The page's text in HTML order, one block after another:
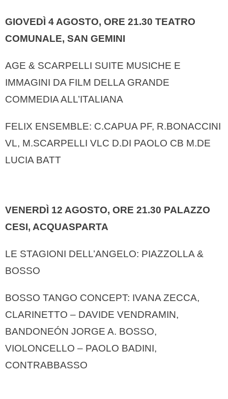
GIOVEDÌ 4 AGOSTO, ORE 21.30 TEATRO
COMUNALE, SAN GEMINI
AGE & SCARPELLI SUITE MUSICHE E
IMMAGINI DA FILM DELLA GRANDE
COMMEDIA ALL’ITALIANA
FELIX ENSEMBLE: C.CAPUA PF, R.BONACCINI
VL, M.SCARPELLI VLC D.DI PAOLO CB M.DE
LUCIA BATT
VENERDÌ 12 AGOSTO, ORE 21.30 PALAZZO
CESI, ACQUASPARTA
LE STAGIONI DELL’ANGELO: PIAZZOLLA &
BOSSO
BOSSO TANGO CONCEPT: IVANA ZECCA,
CLARINETTO – DAVIDE VENDRAMIN,
BANDONEÓN JORGE A. BOSSO,
VIOLONCELLO – PAOLO BADINI,
CONTRABBASSO